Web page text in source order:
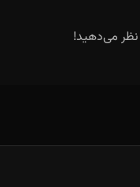
نظر می‌دهید!